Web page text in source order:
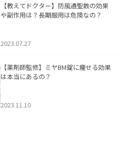
【教えてドクター】防風通聖散の効果
や副作用は？長期服用は危険なの？
2023.07.27
【薬剤師監修】ミヤBM錠に痩せる効果
は本当にあるの？
2023.11.10